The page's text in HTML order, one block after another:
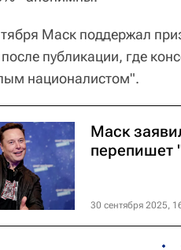
Маск поддержал
публикации, где
националистом".
Маск
перепишет
30 сентября 2025,